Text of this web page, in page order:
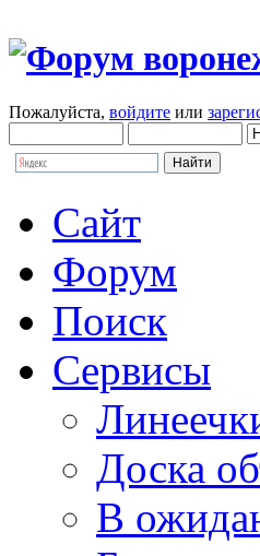
Пожалуйста, войдите или
Сайт
Форум
Поиск
Сервисы
Доска
В